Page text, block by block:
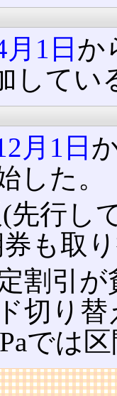
月1日 か
してい
月1日
した。
先行し
も取
割引
切り
では